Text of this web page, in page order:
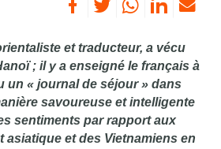
et traducteur, a vécu
; il y a enseigné le français à
un « journal de séjour » dans
savoureuse et intelligente
sentiments par rapport aux
asiatique et des Vietnamiens en